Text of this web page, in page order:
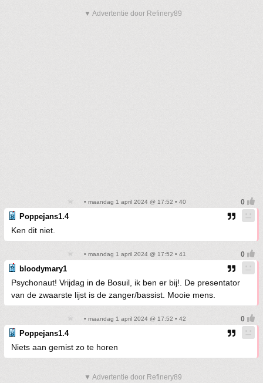
▼ Advertentie door Refinery89
• maandag 1 april 2024 @ 17:52 • 40
Poppejans1.4
Ken dit niet.
• maandag 1 april 2024 @ 17:52 • 41
bloodymary1
Psychonaut! Vrijdag in de Bosuil, ik ben er bij!. De presentator
van de zwaarste lijst is de zanger/bassist. Mooie mens.
• maandag 1 april 2024 @ 17:52 • 42
Poppejans1.4
Niets aan gemist zo te horen
▼ Advertentie door Refinery89